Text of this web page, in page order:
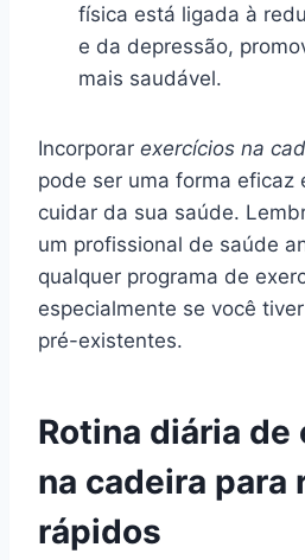
física está ligada à
e da depressão,
mais saudável.
Incorporar exercícios na
pode ser uma forma eficaz
cuidar da sua saúde.
um profissional de saúde
qualquer programa de
especialmente se você
pré-existentes.
Rotina diária de
na cadeira para
rápidos